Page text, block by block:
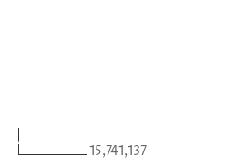
15,741,137